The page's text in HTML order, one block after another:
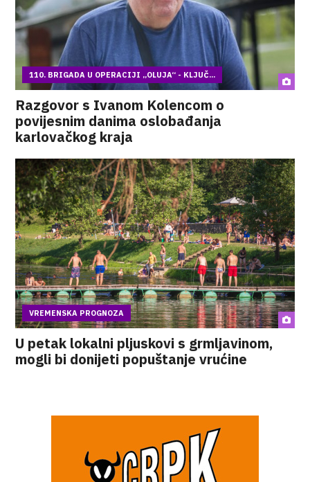
110. BRIGADA U OPERACIJI „OLUJA“ - KLJUČ...
Razgovor s Ivanom Kolencom o
povijesnim danima oslobađanja
karlovačkog kraja
VREMENSKA PROGNOZA
U petak lokalni pljuskovi s grmljavinom,
mogli bi donijeti popuštanje vrućine